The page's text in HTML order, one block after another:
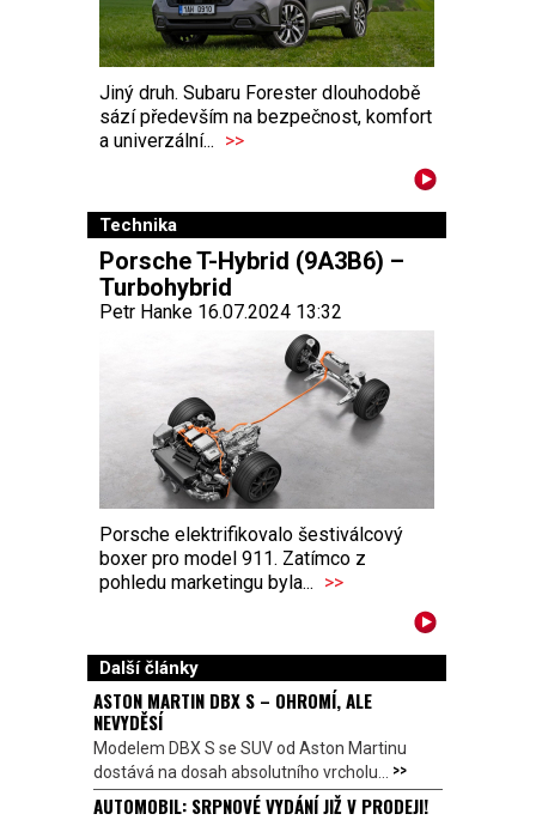
Jiný druh. Subaru Forester dlouhodobě
sází především na bezpečnost, komfort
a univerzální... >>
Technika
Porsche T-Hybrid (9A3B6) –
Turbohybrid
Petr Hanke 16.07.2024 13:32
Porsche elektrifikovalo šestiválcový
boxer pro model 911. Zatímco z
pohledu marketingu byla... >>
Další články
ASTON MARTIN DBX S – OHROMÍ, ALE
NEVYDĚSÍ
Modelem DBX S se SUV od Aston Martinu
dostává na dosah absolutního vrcholu... >>
AUTOMOBIL: SRPNOVÉ VYDÁNÍ JIŽ V PRODEJI!